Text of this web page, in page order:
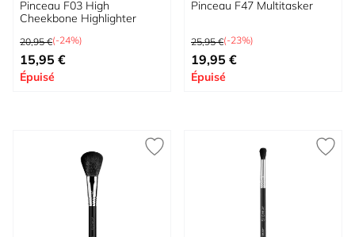
Pinceau F03 High
Cheekbone Highlighter
Prix normal
20,95 €(-24%)
Prix spécial
15,95 €
Épuisé
Pinceau F47 Multitasker
Prix normal
25,95 €(-23%)
Prix spécial
19,95 €
Épuisé